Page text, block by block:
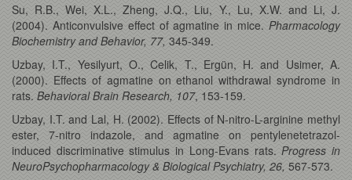
Su, R.B., Wei, X.L., Zheng, J.Q., Liu, Y., Lu, X.W. and Li, J.
(2004). Anticonvulsive effect of agmatine in mice. Pharmacology
Biochemistry and Behavior, 77, 345-349.
Uzbay, I.T., Yesilyurt, O., Celik, T., Ergün, H. and Usimer, A.
(2000). Effects of agmatine on ethanol withdrawal syndrome in
rats. Behavioral Brain Research, 107, 153-159.
Uzbay, I.T. and Lal, H. (2002). Effects of N-nitro-L-arginine methyl
ester, 7-nitro indazole, and agmatine on pentylenetetrazol-
induced discriminative stimulus in Long-Evans rats. Progress in
NeuroPsychopharmacology & Biological Psychiatry, 26, 567-573.